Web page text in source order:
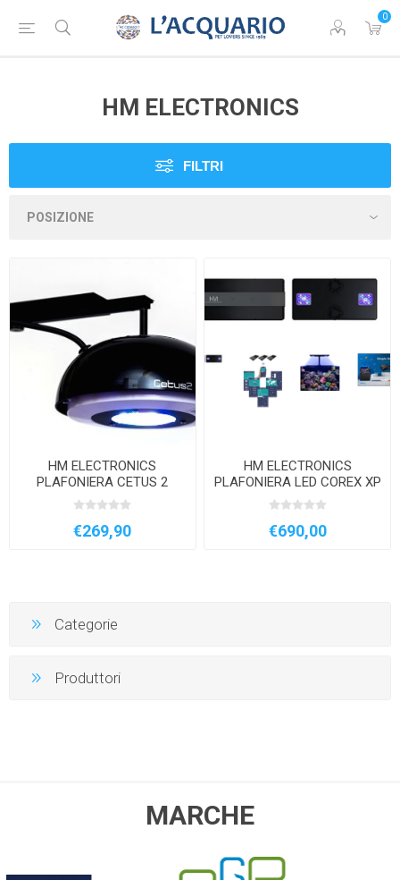
0
HM ELECTRONICS
FILTRI
HM ELECTRONICS
PLAFONIERA CETUS 2
84WATT SALTWATER
MARINA
€269,90
HM ELECTRONICS
PLAFONIERA LED COREX XP
170 WATT ESCLUSO
STAFFA
€690,00
Categorie
Produttori
MARCHE